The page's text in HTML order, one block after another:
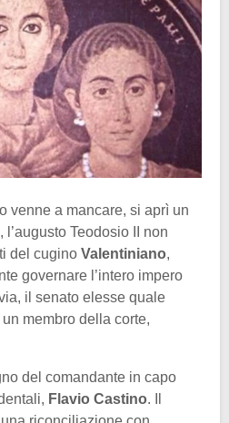
venne a mancare, si aprì un
Teodosio II non
del cugino Valentiniano,
governare l’intero impero
il senato elesse quale
membro della corte,
del comandante in capo
Flavio Castino. Il